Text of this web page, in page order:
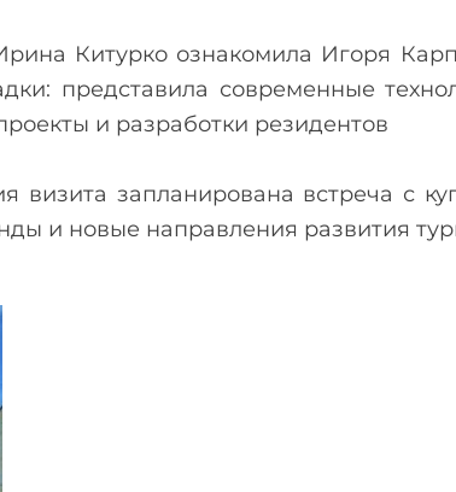
Китурко ознакомила Игоря
представила современные
и разработки резидентов
визита запланирована встреча с
и новые направления развития